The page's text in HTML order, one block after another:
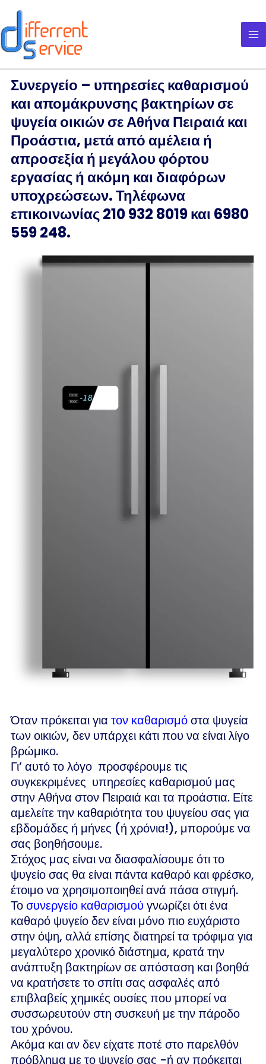
Μετάβαση
περιεχόμενο
Συνεργείο – υπηρεσίες καθαρισμού
και απομάκρυνσης βακτηρίων σε
ψυγεία οικιών σε Αθήνα Πειραιά και
Προάστια, μετά από αμέλεια ή
απροσεξία ή μεγάλου φόρτου
εργασίας ή ακόμη και διαφόρων
υποχρεώσεων. Τηλέφωνα
επικοινωνίας 210 932 8019 και 6980
559 248.
Όταν πρόκειται για τον καθαρισμόστα ψυγεία
των οικιών, δεν υπάρχει κάτι που να είναι λίγο
βρώμικο.
Γι’ αυτό το λόγο προσφέρουμε τις
συγκεκριμένες υπηρεσίες καθαρισμού μας
στην Αθήνα στον Πειραιά και τα προάστια. Είτε
αμελείτε την καθαριότητα του ψυγείου σας για
εβδομάδες ή μήνες (ή χρόνια!), μπορούμε να
σας βοηθήσουμε.
Στόχος μας είναι να διασφαλίσουμε ότι το
ψυγείο σας θα είναι πάντα καθαρό και φρέσκο,
έτοιμο να χρησιμοποιηθεί ανά πάσα στιγμή.
Τοσυνεργείο καθαρισμού γνωρίζει ότι ένα
καθαρό ψυγείο δεν είναι μόνο πιο ευχάριστο
στην όψη, αλλά επίσης διατηρεί τα τρόφιμα για
μεγαλύτερο χρονικό διάστημα, κρατά την
ανάπτυξη βακτηρίων σε απόσταση και βοηθά
να κρατήσετε το σπίτι σας ασφαλές από
επιβλαβείς χημικές ουσίες που μπορεί να
συσσωρευτούν στη συσκευή με την πάροδο
του χρόνου.
Ακόμα και αν δεν είχατε ποτέ στο παρελθόν
πρόβλημα με το ψυγείο σας -ή αν πρόκειται